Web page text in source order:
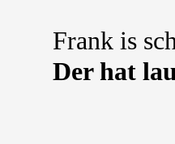
Frank is
Der hat